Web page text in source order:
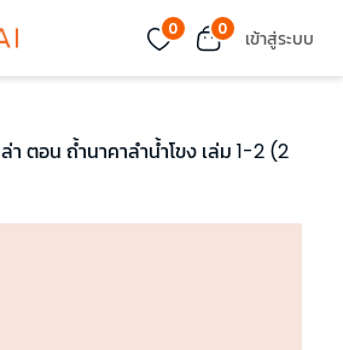
0 0 เข้าสู่ระบบ
ล่า ตอน ถ้ำนาคาลำน้ำโขง เล่ม 1-2 (2